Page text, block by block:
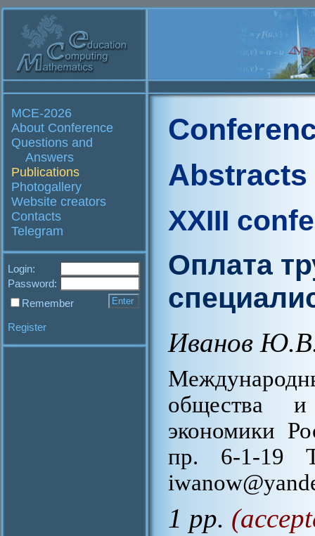
MCE-2026
About Conference
Questions and
Answers
Publications
Photogallery
Website creators
Contacts
Telegram
Login:
Password:
Remember
Register
Abstracts
XXIII
Оплата
Иванов
общества
экономики
пр. 6-1-19
1 pp.